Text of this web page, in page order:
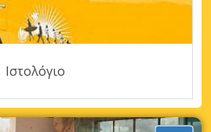
Ιστολόγιο